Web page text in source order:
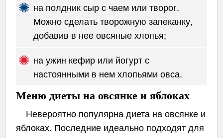
на полдник сыр с чаем или творог.
Можно сделать творожную запеканку,
добавив в нее овсяные хлопья;
на ужин кефир или йогурт с
настоянными в нем хлопьями овса.
Меню диеты на овсянке и яблоках
Невероятно популярна диета на овсянке и
яблоках. Последние идеально подходят для